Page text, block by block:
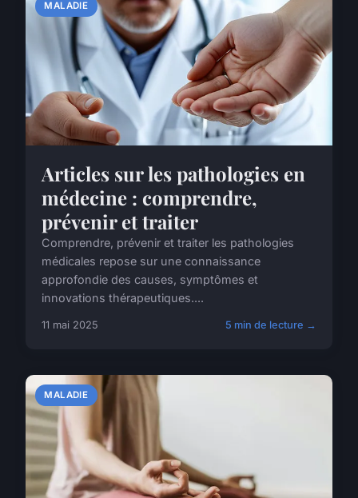
MALADIE
Articles sur les pathologies en
médecine : comprendre,
prévenir et traiter
Comprendre, prévenir et traiter les pathologies
médicales repose sur une connaissance
approfondie des causes, symptômes et
innovations thérapeutiques....
11 mai 2025 5 min de lecture →
MALADIE